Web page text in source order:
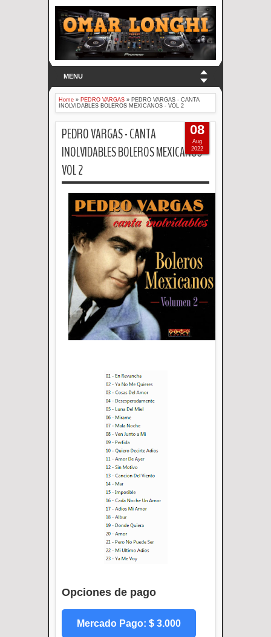
MENU
Home » PEDRO VARGAS » PEDRO VARGAS - CANTA
INOLVIDABLES BOLEROS MEXICANOS - VOL 2
PEDRO VARGAS - CANTA
INOLVIDABLES BOLEROS MEXICANOS -
VOL 2
Opciones de pago
Mercado Pago: $ 3.000
08
Aug
2022